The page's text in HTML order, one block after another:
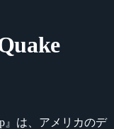
』は、アメリカのデ